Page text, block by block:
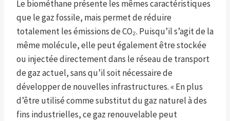
Le biométhane présente les mêmes caractéristiques
que le gaz fossile, mais permet de réduire
totalement les émissions de CO₂. Puisqu’il s’agit de la
même molécule, elle peut également être stockée
ou injectée directement dans le réseau de transport
de gaz actuel, sans qu’il soit nécessaire de
développer de nouvelles infrastructures. « En plus
d’être utilisé comme substitut du gaz naturel à des
fins industrielles, ce gaz renouvelable peut